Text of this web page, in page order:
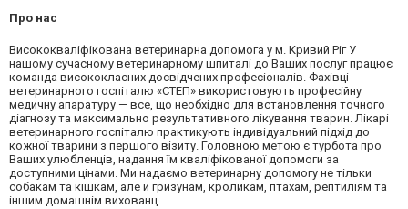
Про нас
Висококваліфікована ветеринарна допомога у м. Кривий Ріг У
нашому сучасному ветеринарному шпиталі до Ваших послуг працює
команда висококласних досвідчених професіоналів. Фахівці
ветеринарного госпіталю «СТЕП» використовують професійну
медичну апаратуру — все, що необхідно для встановлення точного
діагнозу та максимально результативного лікування тварин. Лікарі
ветеринарного госпіталю практикують індивідуальний підхід до
кожної тварини з першого візиту. Головною метою є турбота про
Ваших улюбленців, надання їм кваліфікованої допомоги за
доступними цінами. Ми надаємо ветеринарну допомогу не тільки
собакам та кішкам, але й гризунам, кроликам, птахам, рептиліям та
іншим домашнім вихованц...